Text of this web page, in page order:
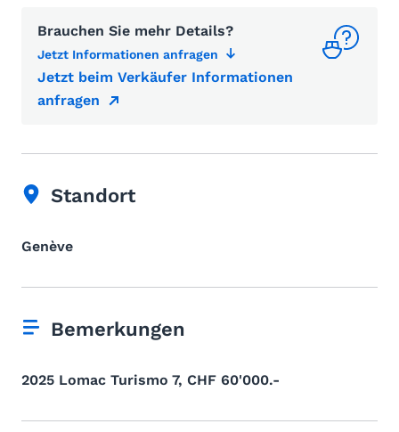
Brauchen Sie mehr Details?
Jetzt Informationen anfragen
Jetzt beim Verkäufer Informationen
anfragen
Standort
Genève
Bemerkungen
2025 Lomac Turismo 7, CHF 60'000.-